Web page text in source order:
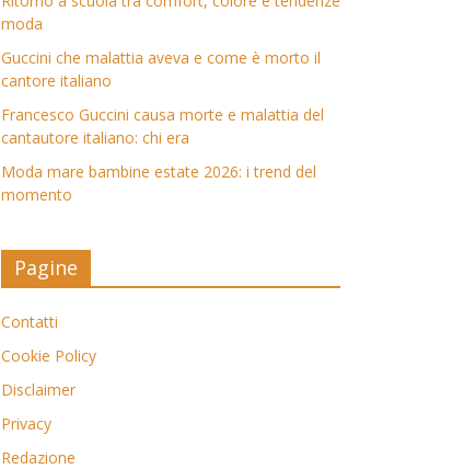
moda
Guccini che malattia aveva e come è morto il
cantore italiano
Francesco Guccini causa morte e malattia del
cantautore italiano: chi era
Moda mare bambine estate 2026: i trend del
momento
Pagine
Contatti
Cookie Policy
Disclaimer
Privacy
Redazione